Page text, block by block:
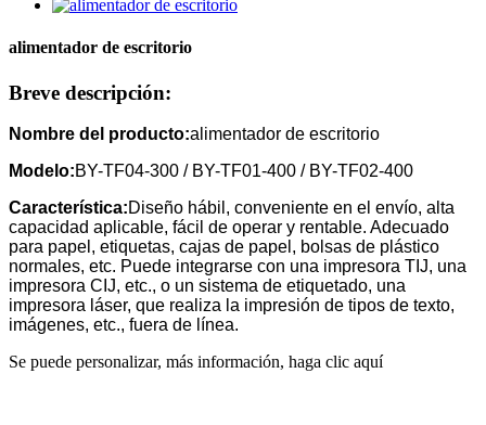
alimentador de escritorio
Breve descripción:
Nombre del producto:alimentador de escritorio
Modelo:BY-TF04-300 / BY-TF01-400 / BY-TF02-400
Característica:Diseño hábil, conveniente en el envío, alta
capacidad aplicable, fácil de operar y rentable. Adecuado
para papel, etiquetas, cajas de papel, bolsas de plástico
normales, etc. Puede integrarse con una impresora TIJ, una
impresora CIJ, etc., o un sistema de etiquetado, una
impresora láser, que realiza la impresión de tipos de texto,
imágenes, etc., fuera de línea.
Se puede personalizar, más información, haga clic aquí